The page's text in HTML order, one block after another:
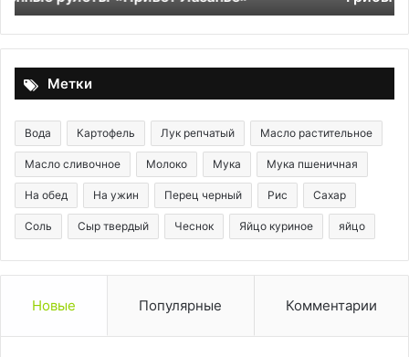
Метки
Вода Картофель Лук репчатый Масло растительное
Масло сливочное Молоко Мука Мука пшеничная
На обед На ужин Перец черный Рис Сахар
Соль Сыр твердый Чеснок Яйцо куриное яйцо
Новые Популярные Комментарии